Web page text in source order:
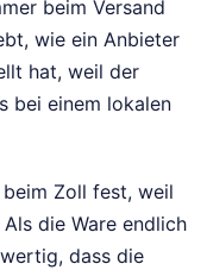
beim Versand
wie ein Anbieter
hat, weil der
bei einem lokalen
Zoll fest, weil
die Ware endlich
dass die